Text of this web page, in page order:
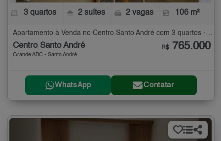
3 quartos 2 suítes 2 vagas 106 m²
Centro Santo André
Grande ABC - Santo André
R$ 765.000
WhatsApp Contatar